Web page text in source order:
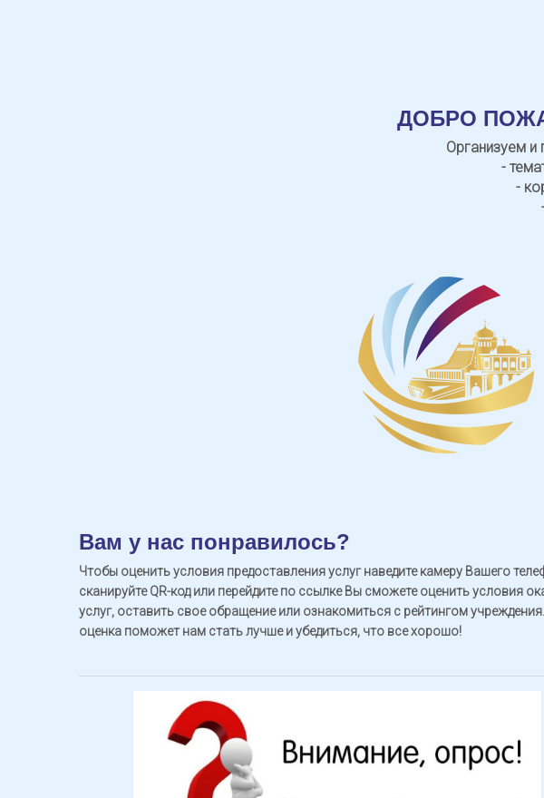
ДОБРО
Организуем и
-
-
Вам у нас понравилось?
Чтобы оценить условия предоставления услуг наведите камеру Вашего
сканируйте QR-код или перейдите по ссылке Вы сможете оценить условия
услуг, оставить свое обращение или ознакомиться с рейтингом
оценка поможет нам стать лучше и убедиться, что все хорошо!